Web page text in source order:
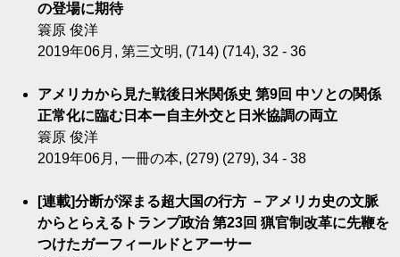
の登場に期待
簑原 俊洋
2019年06月, 第三文明, (714) (714), 32 - 36
アメリカから見た戦後日米関係史 第9回 中ソとの関係
正常化に臨む日本ー自主外交と日米協調の両立
簑原 俊洋
2019年06月, 一冊の本, (279) (279), 34 - 38
[連載]分断が深まる超大国の行方 －アメリカ史の文脈
からとらえるトランプ政治 第23回 猟官制改革に先鞭を
つけたガーフィールドとアーサー